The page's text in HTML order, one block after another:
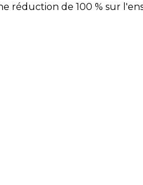
réduction de 100 % sur